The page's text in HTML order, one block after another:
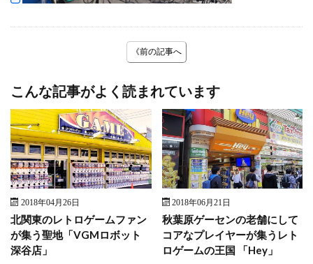
《前の記事へ
こんな記事がよく読まれています
2018年04月26日
北関東のレトロゲームファン
が集う聖地「VGMロボット
深谷店」
2018年06月21日
秋葉原ゲーセンの老舗にして
コアなプレイヤーが集うレト
ロゲームの王国 「Hey」